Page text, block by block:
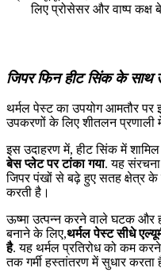
लिए प्रोसेसर और वाष्प कक्ष
जिपर फिन हीट सिंक के
थर्मल पेस्ट का उपयोग आमतौर
उपकरणों के लिए शीतलन प्रणाली
इस उदाहरण में, हीट सिंक में
बेस प्लेट पर टांका गया. यह
जिपर पंखों से बढ़े हुए सतह क्षेत्र
करती है।
ऊष्मा उत्पन्न करने वाले घटक और
बनाने के लिए,थर्मल पेस्ट सीधे
है. यह थर्मल प्रतिरोध को कम
तक गर्मी हस्तांतरण में सुधार करता